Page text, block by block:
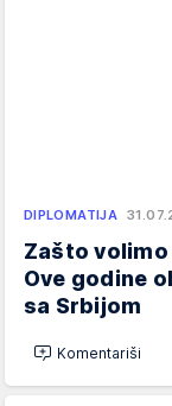
DIPLOMATIJA
Zašto
Ove godine
sa Srbijom
Komentariši